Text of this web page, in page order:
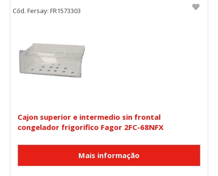
Cajon superior e intermedio sin frontal
congelador frigorifico Fagor 2FC-68NFX
Cód. Fersay: FR1573303